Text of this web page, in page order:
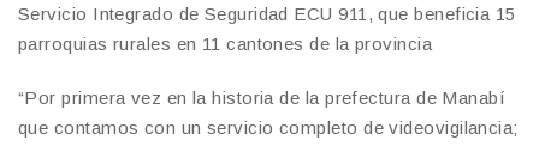
Servicio Integrado de Seguridad ECU 911, que beneficia 15
parroquias rurales en 11 cantones de la provincia
“Por primera vez en la historia de la prefectura de Manabí
que contamos con un servicio completo de videovigilancia;